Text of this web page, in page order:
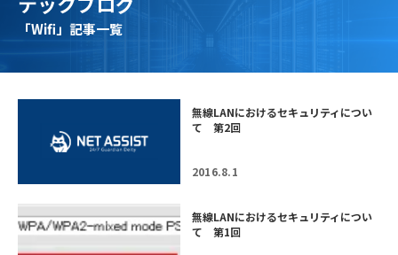
「Wifi」記事一覧
無線LANにおけるセキュリティについ
て 第2回
2016.8.1
無線LANにおけるセキュリティについ
て 第1回